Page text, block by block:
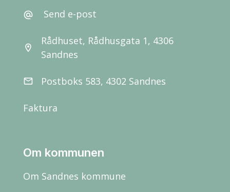
alternate_email Send e-post
location_on
Rådhuset, Rådhusgata 1, 4306
Sandnes
email Postboks 583, 4302 Sandnes
Faktura
Om kommunen
Om Sandnes kommune